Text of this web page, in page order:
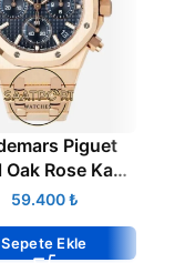
Piguet
Oak Rose Kasa
Mavi
Super Clone
₺
Sepete Ekle